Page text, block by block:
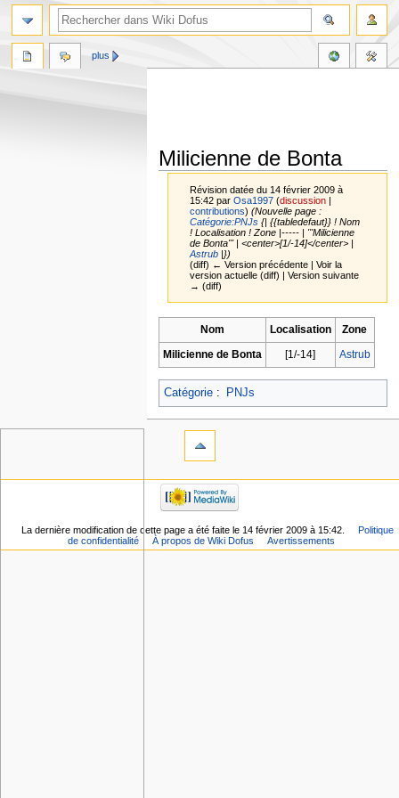
Milicienne de Bonta
Révision datée du 14 février 2009 à
15:42 parOsa1997 (discussion |
contributions) (Nouvelle page :
Catégorie:PNJs {| {{tabledefaut}} ! Nom
! Localisation ! Zone |----- | '''Milicienne
de Bonta''' | <center>[1/-14]</center> |
Astrub |})
(diff) ← Version précédente | Voir la
version actuelle (diff) | Version suivante
→ (diff)
à
la
à
la
Nom Localisation
Zone
Milicienne de Bonta
[1/-14] Astrub
Catégorie: PNJs
plus
La dernière modification de cette page a été faite le 14 février 2009 à 15:42.
Politique
de confidentialité
À propos de Wiki Dofus Avertissements